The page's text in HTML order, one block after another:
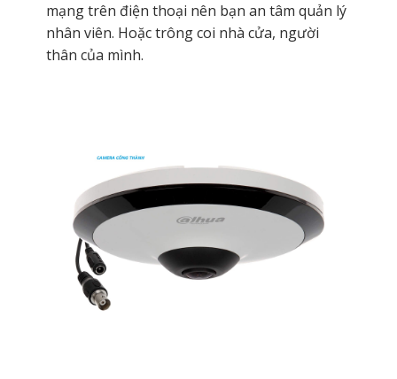
mạng trên điện thoại nên bạn an tâm quản lý
nhân viên. Hoặc trông coi nhà cửa, người
thân của mình.